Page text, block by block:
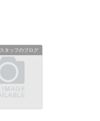
スタッフのブログ